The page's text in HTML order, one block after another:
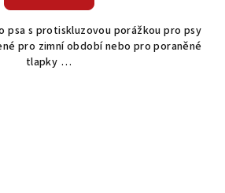
psa s protiskluzovou porážkou pro psy
pro zimní období nebo pro poraněné
tlapky …